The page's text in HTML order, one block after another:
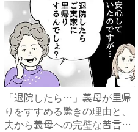
「退院したら…」義母が里帰
りをすすめる驚きの理由と、
夫から義母への完璧な苦言